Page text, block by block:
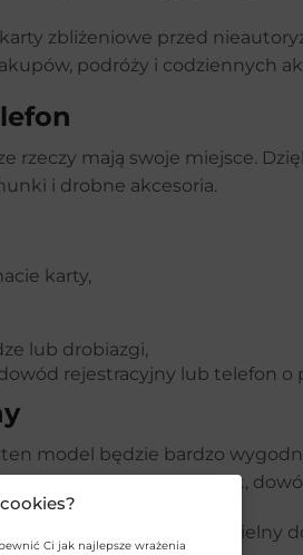
Ci jak najlepsze wrażenia
WYŚLIJ
zbliżeniowe przed
podróży i codziennych
rzeczy mają swoje miejsce.
i drobne akcesoria.
karty,
lub drobiazgi,
rejestracyjny lub telefon o
model będzie bardzo
płatności, paszport,
się również jako samodzielny